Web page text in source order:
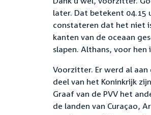
later. Dat betekent 04.15
constateren dat het niet
kanten van de oceaan
slapen. Althans, voor hen
Voorzitter. Er werd al aan
deel van het Koninkrijk
Graaf van de PVV het
de landen van Curaçao,